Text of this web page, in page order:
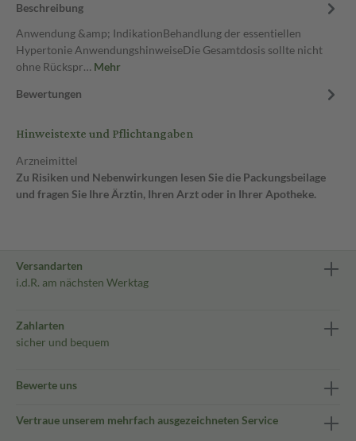
Beschreibung
Anwendung &amp; IndikationBehandlung der essentiellen
Hypertonie AnwendungshinweiseDie Gesamtdosis sollte nicht
ohne Rückspr… Mehr
Bewertungen
Hinweistexte und Pflichtangaben
Arzneimittel
Zu Risiken und Nebenwirkungen lesen Sie die Packungsbeilage
und fragen Sie Ihre Ärztin, Ihren Arzt oder in Ihrer Apotheke.
Versandarten
i.d.R. am nächsten Werktag
Zahlarten
sicher und bequem
Bewerte uns
Vertraue unserem mehrfach ausgezeichneten Service